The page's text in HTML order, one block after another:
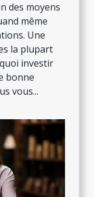
des moyens
même
Une
la plupart
investir
bonne
vous...